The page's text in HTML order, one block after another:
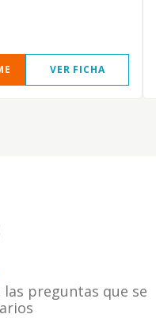
VER FICHA
las preguntas que se